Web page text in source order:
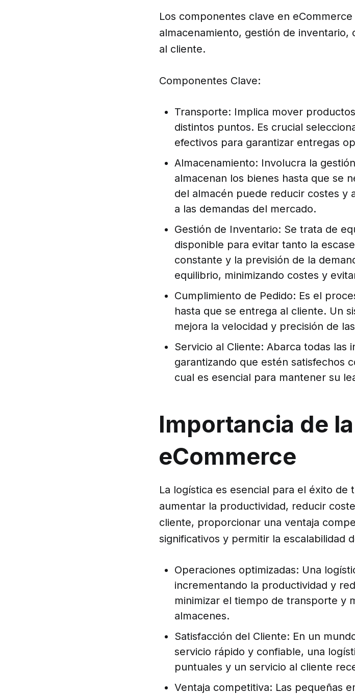
Los componentes clave en
almacenamiento, gestión de
al cliente.
Componentes Clave:
Transporte: Implica mover
distintos puntos. Es crucial
efectivos para garantizar entregas
Almacenamiento: Involucra la
almacenan los bienes hasta que se
del almacén puede reducir costes y
a las demandas del mercado.
Gestión de Inventario: Se trata de
disponible para evitar tanto la
constante y la previsión de la
equilibrio, minimizando costes y
Cumplimiento de Pedido: Es el
hasta que se entrega al cliente. Un
mejora la velocidad y precisión de
Servicio al Cliente: Abarca todas las
garantizando que estén satisfechos
cual es esencial para mantener su
Importancia de
eCommerce
La logística es esencial para el éxito
aumentar la productividad, reducir
cliente, proporcionar una ventaja
significativos y permitir la escalabilidad
Operaciones optimizadas: Una
incrementando la productividad y
minimizar el tiempo de transporte y
almacenes.
Satisfacción del Cliente: En un
servicio rápido y confiable, una
puntuales y un servicio al cliente
Ventaja competitiva: Las pequeñas